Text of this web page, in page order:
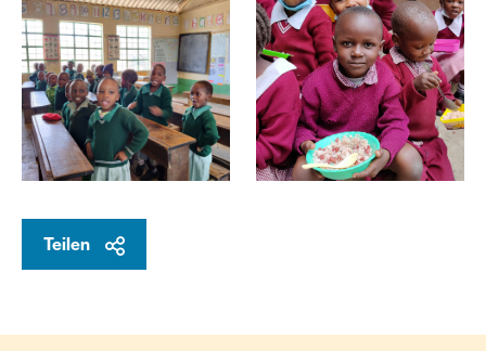
Teilen